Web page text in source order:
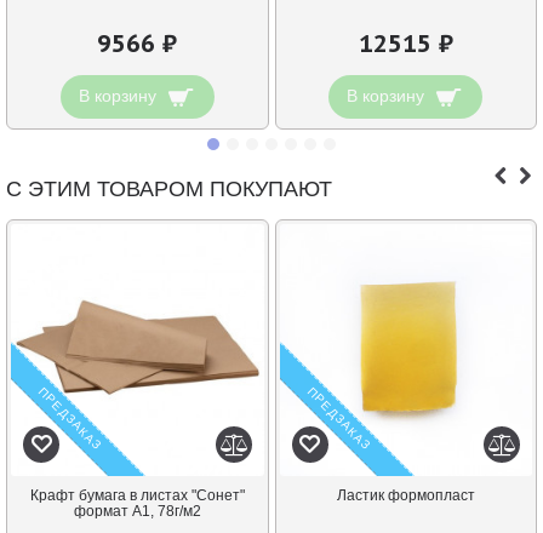
9566 ₽
В корзину
12515 ₽
В корзину
С ЭТИМ ТОВАРОМ ПОКУПАЮТ
ПРЕДЗАКАЗ
Крафт бумага в листах "Сонет"
формат А1, 78г/м2
ПРЕДЗАКАЗ
Ластик формопласт